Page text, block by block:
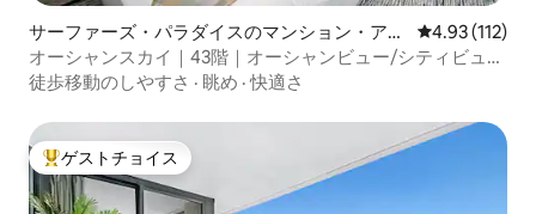
サーファーズ・パラダイスのマンション・アパ
ート
レビュー112
4.93 (112)
オーシャンスカイ｜43階｜オーシャンビュー/シティビュ
ー/サンセットビュー
徒歩移動のしやすさ · 眺め ·快適さ
大好評のゲストチョイスです。
ゲストチョイス